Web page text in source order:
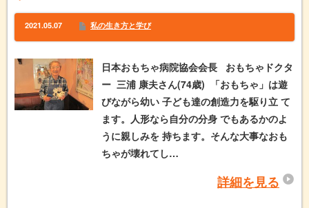
2021.05.07 私の生き方と学び
日本おもちゃ病院協会会長 おもちゃドクタ
ー 三浦 康夫さん(74歳) 「おもちゃ」は遊
びながら幼い 子ども達の創造力を駆り立 て
ます。人形なら自分の分身 でもあるかのよ
うに親しみを 持ちます。そんな大事なおも
ちゃが壊れてし…
詳細を見る